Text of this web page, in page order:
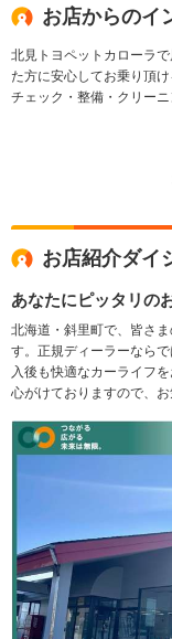
お店からのイ
北見トヨペットカローラ
た方に安心してお乗り頂
チェック・整備・クリーニ
お店紹介ダイ
あなたにピッタリの
北海道・斜里町で、皆さ
す。正規ディーラーなら
入後も快適なカーライフ
心がけておりますので、お